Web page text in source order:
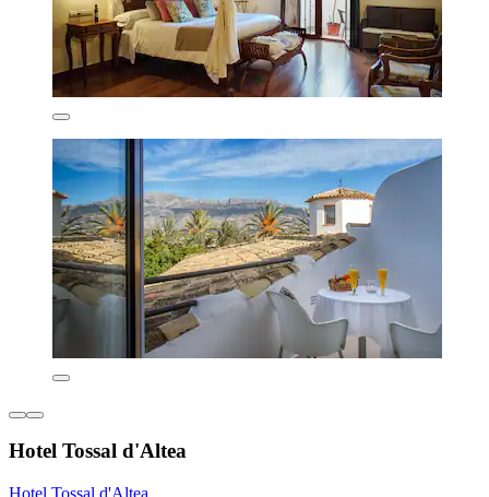
Hotel Tossal d'Altea
Hotel Tossal d'Altea